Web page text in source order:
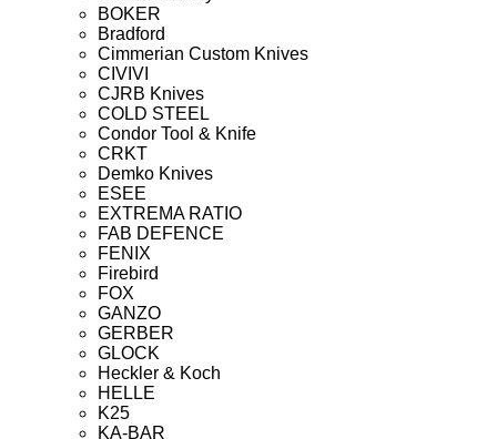
BOKER
Bradford
Cimmerian Custom Knives
CIVIVI
CJRB Knives
COLD STEEL
Condor Tool & Knife
CRKT
Demko Knives
ESEE
EXTREMA RATIO
FAB DEFENCE
FENIX
Firebird
FOX
GANZO
GERBER
GLOCK
Heckler & Koch
HELLE
K25
KA-BAR